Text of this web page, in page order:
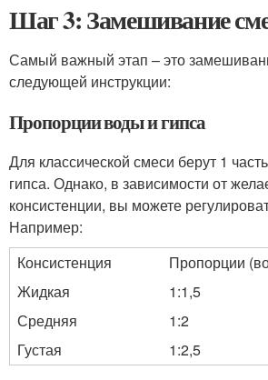
Шаг 3: Замешивание
Самый важный этап – это
следующей инструкции:
Пропорции воды и гипса
Для классической смеси берут 1
гипса. Однако, в зависимости от
консистенции, вы можете
Например:
Консистенция
Пропорции
Жидкая
1:1,5
Средняя
1:2
Густая
1:2,5